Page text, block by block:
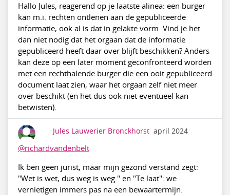
Hallo Jules, reagerend op je laatste alinea: een burger
kan m.i. rechten ontlenen aan de gepubliceerde
informatie, ook al is dat in gelakte vorm. Vind je het
dan niet nodig dat het orgaan dat de informatie
gepubliceerd heeft daar over blijft beschikken? Anders
kan deze op een later moment geconfronteerd worden
met een rechthalende burger die een ooit gepubliceerd
document laat zien, waar het orgaan zelf niet meer
over beschikt (en het dus ook niet eventueel kan
betwisten).
Jules Lauwerier Bronckhorst april 2024
@richardvandenbelt
Ik ben geen jurist, maar mijn gezond verstand zegt:
"Wet is wet, dus weg is weg." en "Te laat": we
vernietigen immers pas na een bewaartermijn.